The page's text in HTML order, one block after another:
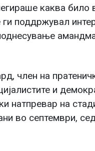
каква
поддржувал
член на
и
натпревар на
во септември,